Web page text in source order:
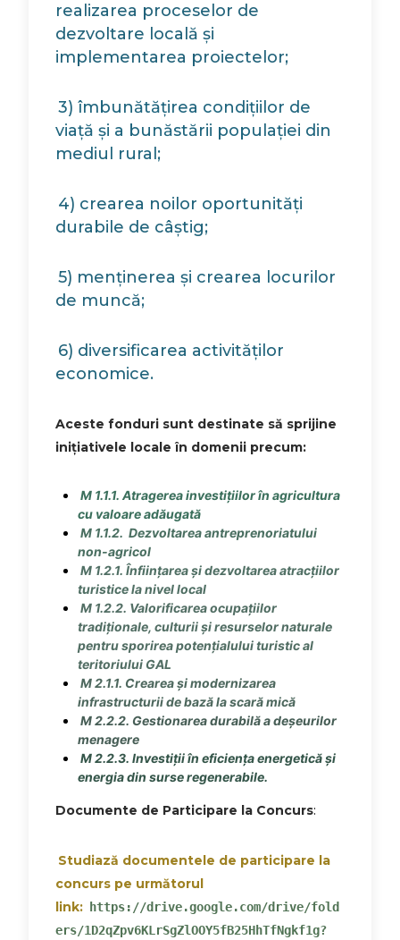
realizarea proceselor de
dezvoltare locală și
implementarea proiectelor;
3) îmbunătățirea condițiilor de
viață și a bunăstării populației din
mediul rural;
4) crearea noilor oportunități
durabile de câștig;
5) menținerea și crearea locurilor
de muncă;
6) diversificarea activităților
economice.
Aceste fonduri sunt destinate să sprijine
inițiativele locale în domenii precum:
M 1.1.1. Atragerea investițiilor în agricultura
cu valoare adăugată
M 1.1.2. Dezvoltarea antreprenoriatului
non-agricol
M 1.2.1. Înființarea și dezvoltarea atracțiilor
turistice la nivel local
M 1.2.2. Valorificarea ocupațiilor
tradiționale, culturii și resurselor naturale
pentru sporirea potențialului turistic al
teritoriului GAL
M 2.1.1. Crearea și modernizarea
infrastructurii de bază la scară mică
M 2.2.2. Gestionarea durabilă a deșeurilor
menagere
M 2.2.3. Investiții în eficiența energetică și
energia din surse regenerabile.
Documente de Participare la Concurs:
Studiază documentele de participare la
concurs pe următorul
link:
https://drive.google.com/drive/fold
ers/1D2qZpv6KLrSgZlOOY5fB25HhTfNgkf1g?